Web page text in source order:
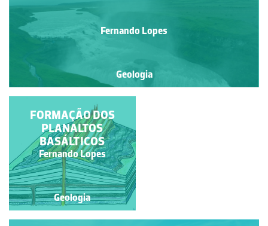
Fernando Lopes
Geologia
VALE GLACIAR
Fernando Lopes
Geologia
FORMAÇÃO DOS
PLANALTOS
BASÁLTICOS
Fernando Lopes
Geologia